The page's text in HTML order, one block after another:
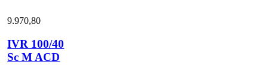
9.970,80
IVR 100/40
Sc M ACD